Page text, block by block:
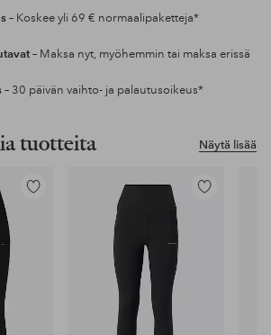
– Koskee yli 69 € normaalipaketteja*
– Maksa nyt, myöhemmin tai maksa erissä
– 30 päivän vaihto- ja palautusoikeus*
Näytä lisää
tuotteita
Lisää
Lisää